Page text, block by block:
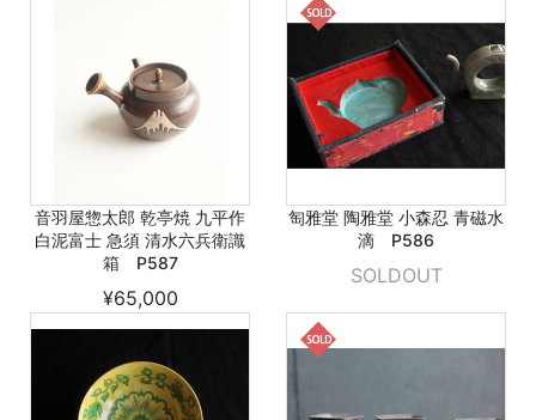
音羽屋惣太郎 乾亭焼 九平作
白泥富士 急須 清水六兵衛識
箱 P587
¥65,000
匋雅堂 陶雅堂 小森忍 青磁水
滴 P586
SOLDOUT